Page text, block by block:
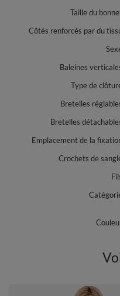
Taille du
Côtés renforcés par du
Baleines
Type de
Bretelles
Bretelles
Emplacement de la
Crochets de